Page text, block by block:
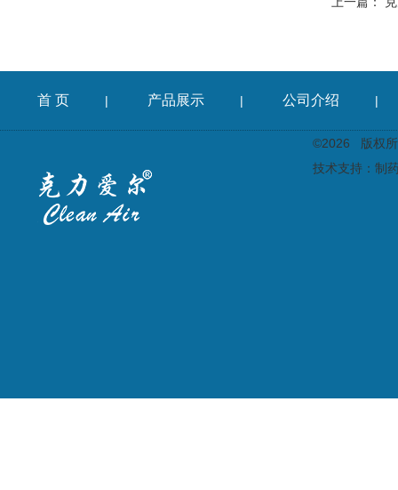
首 页 | 产品展示 | 公司介绍 |
©2026 版权所
技术支持： 制